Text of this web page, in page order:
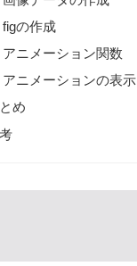
figの作成
アニメーション関数
アニメーションの表示
め